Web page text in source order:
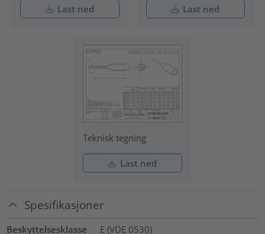
Last ned Last ned
Teknisk tegning
Last ned
Spesifikasjoner
Beskyttelsesklasse
E (VDE 0530)